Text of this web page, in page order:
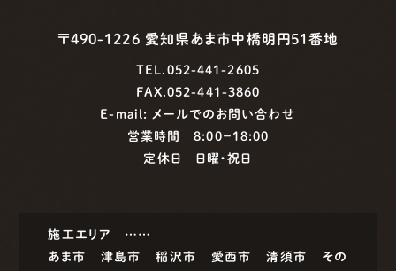
〒490-1226 愛知県あま市中橋明円51番地
TEL.052-441-2605
FAX.052-441-3860
E-mail: メールでのお問い合わせ
営業時間 8:00−18:00
定休日 日曜・祝日
施工エリア ……
あま市
津島市 稲沢市 愛西市 清須市
その